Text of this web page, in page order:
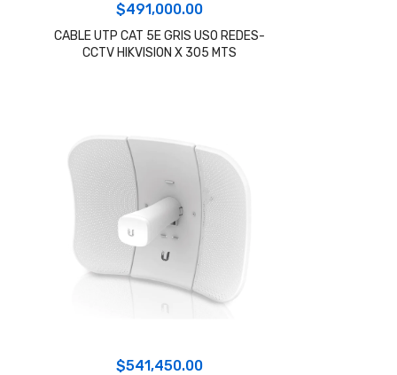
$491,000.00
CABLE UTP CAT 5E GRIS USO REDES-
CCTV HIKVISION X 305 MTS
$541,450.00